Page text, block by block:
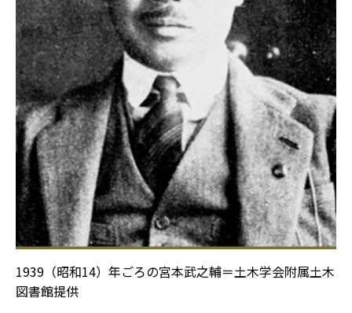
1939（昭和14）年ごろの宮本武之輔＝土木学会附属土木
図書館提供